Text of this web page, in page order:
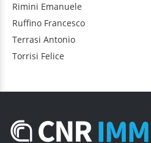
Rimini Emanuele
Ruffino Francesco
Terrasi Antonio
Torrisi Felice